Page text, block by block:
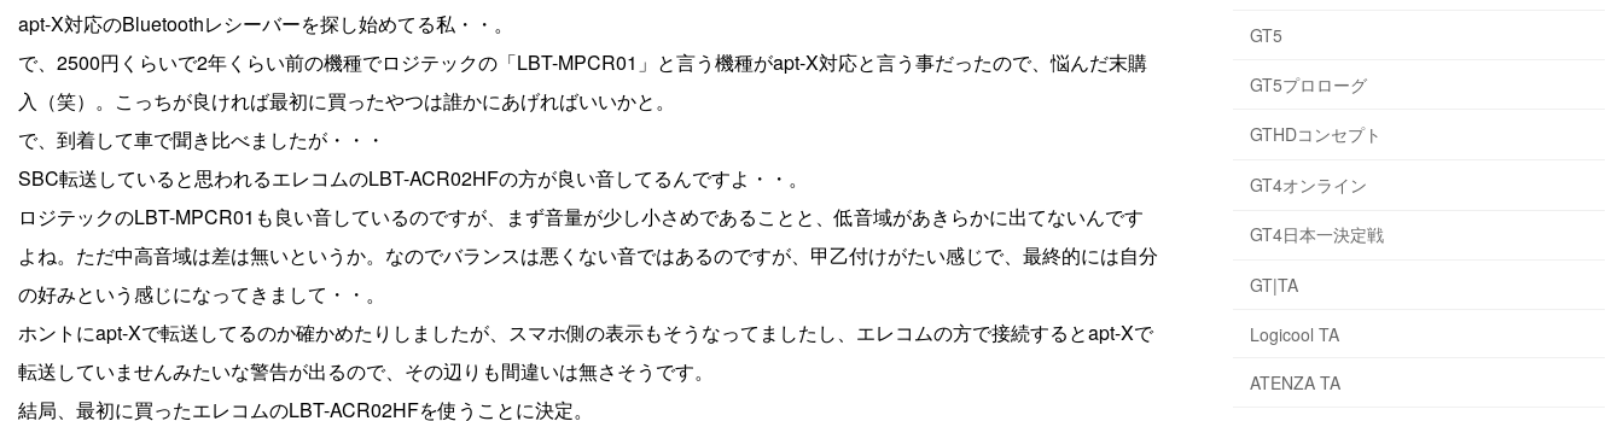
apt-X対応のBluetoothレシーバーを探し始めてる私・・。
で、2500円くらいで2年くらい前の機種でロジテックの「LBT-MPCR01」と言う機種がapt-X対応と言う事だったので、悩んだ末購
入（笑）。こっちが良ければ最初に買ったやつは誰かにあげればいいかと。
で、到着して車で聞き比べましたが・・・
SBC転送していると思われるエレコムのLBT-ACR02HFの方が良い音してるんですよ・・。
ロジテックのLBT-MPCR01も良い音しているのですが、まず音量が少し小さめであることと、低音域があきらかに出てないんです
よね。ただ中高音域は差は無いというか。なのでバランスは悪くない音ではあるのですが、甲乙付けがたい感じで、最終的には自分
の好みという感じになってきまして・・。
ホントにapt-Xで転送してるのか確かめたりしましたが、スマホ側の表示もそうなってましたし、エレコムの方で接続するとapt-Xで
転送していませんみたいな警告が出るので、その辺りも間違いは無さそうです。
結局、最初に買ったエレコムのLBT-ACR02HFを使うことに決定。
GT5
GT5プロローグ
GTHDコンセプト
GT4オンライン
GT4日本一決定戦
GT|TA
Logicool TA
ATENZA TA